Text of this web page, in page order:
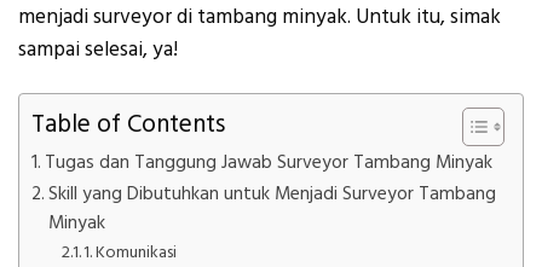
menjadi surveyor di tambang minyak. Untuk itu, simak
sampai selesai, ya!
Table of Contents
Tugas dan Tanggung Jawab Surveyor Tambang Minyak
Skill yang Dibutuhkan untuk Menjadi Surveyor Tambang
Minyak
1. Komunikasi